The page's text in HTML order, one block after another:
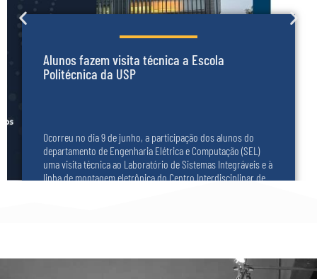
Alunos fazem visita técnica a Escola
Politécnica da USP
Ocorreu no dia 9 de junho, a participação dos alunos do
departamento de Engenharia Elétrica e Computação (SEL)
uma visita técnica ao Laboratório de Sistemas Integráveis e à
linha de montagem eletrônica do Centro Interdisciplinar de